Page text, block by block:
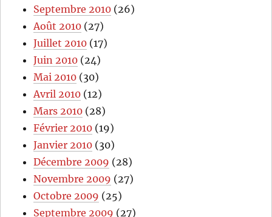
Septembre 2010 (26)
Août 2010 (27)
Juillet 2010 (17)
Juin 2010 (24)
Mai 2010 (30)
Avril 2010 (12)
Mars 2010 (28)
Février 2010 (19)
Janvier 2010 (30)
Décembre 2009 (28)
Novembre 2009 (27)
Octobre 2009 (25)
Septembre 2009 (27)